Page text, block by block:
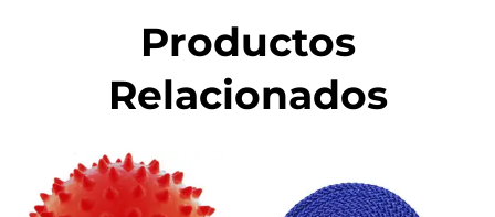
Productos
Relacionados